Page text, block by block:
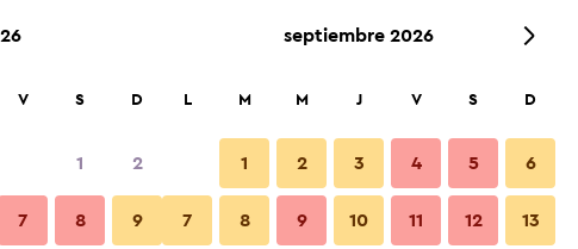
por noche
V S D
1 2
7 8 9
septiembre 2026
L M M J V S D
1 2 3 4 5 6
7 8 9 10 11 12 13